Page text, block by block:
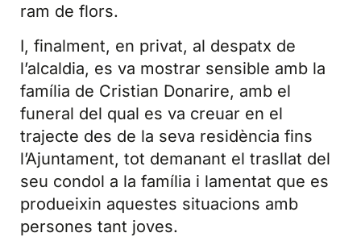
ram de flors.
I, finalment, en privat, al despatx de
l’alcaldia, es va mostrar sensible amb la
família de Cristian Donarire, amb el
funeral del qual es va creuar en el
trajecte des de la seva residència fins
l’Ajuntament, tot demanant el trasllat del
seu condol a la família i lamentat que es
produeixin aquestes situacions amb
persones tant joves.